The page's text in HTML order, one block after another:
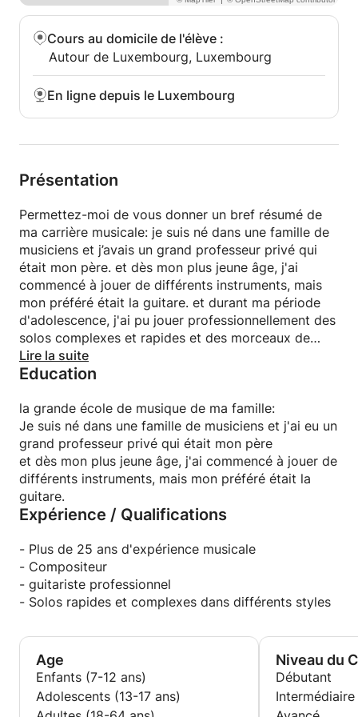
Cours au domicile de l'élève :
Autour de Luxembourg, Luxembourg
En ligne depuis le Luxembourg
Présentation
Permettez-moi de vous donner un bref résumé de
ma carrière musicale: je suis né dans une famille de
musiciens et j’avais un grand professeur privé qui
était mon père. et dès mon plus jeune âge, j'ai
commencé à jouer de différents instruments, mais
mon préféré était la guitare. et durant ma période
d'adolescence, j'ai pu jouer professionnellement des
solos complexes et rapides et des morceaux de
musique de grands guitaristes (Al di Meola, Paco de
Lucia, John Mclaughlin, etc.), la liste est trop longue.
Une fois, j’enseignais à un de mes amis et j’ai
découvert que c’était quelque chose que j’aime et
qui me passionne et que je peux passer des heures
et des heures à enseigner et à enseigner la guitare.
Lire la suite
Education
la grande école de musique de ma famille:
Je suis né dans une famille de musiciens et j'ai eu un
grand professeur privé qui était mon père
et dès mon plus jeune âge, j'ai commencé à jouer de
différents instruments, mais mon préféré était la
guitare.
Expérience / Qualifications
- Plus de 25 ans d'expérience musicale
- Compositeur
- guitariste professionnel
- Solos rapides et complexes dans différents styles
Age
Enfants (7-12 ans)
Adolescents (13-17 ans)
Niveau du
Débutant
Intermédiaire